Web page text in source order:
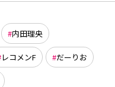
内田理央
レコメンF だーりお